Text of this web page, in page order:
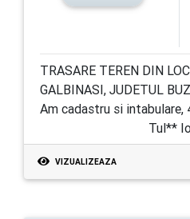
TRASARE TEREN DIN
GALBINASI, JUDETUL
Am cadastru si intabulare,
Tul**
VIZUALIZEAZA